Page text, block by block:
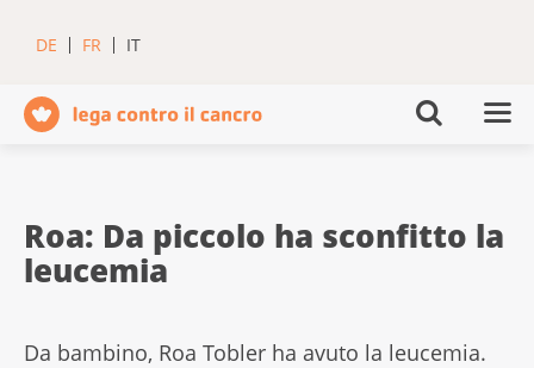
DE FR IT
Roa: Da piccolo ha sconfitto la
leucemia
Da bambino, Roa Tobler ha avuto la leucemia.